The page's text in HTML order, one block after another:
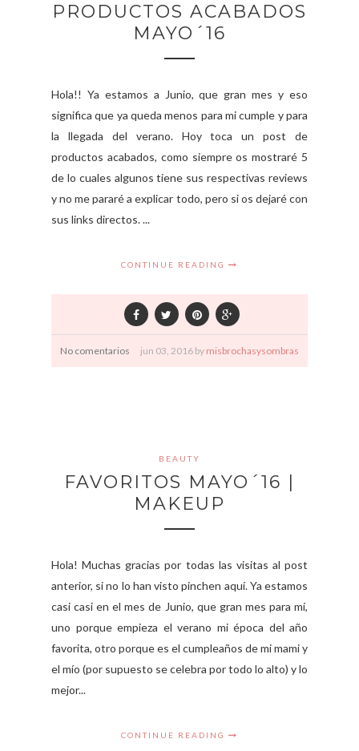
PRODUCTOS ACABADOS
MAYO´16
Hola!! Ya estamos a Junio, que gran mes y eso
significa que ya queda menos para mi cumple y para
la llegada del verano. Hoy toca un post de
productos acabados, como siempre os mostraré 5
de lo cuales algunos tiene sus respectivas reviews
y no me pararé a explicar todo, pero si os dejaré con
sus links directos. ...
CONTINUE READING
No comentarios jun 03, 2016 by misbrochasysombras
BEAUTY
FAVORITOS MAYO´16 |
MAKEUP
Hola! Muchas gracias por todas las visitas al post
anterior, si no lo han visto pinchen aquí. Ya estamos
casi casi en el mes de Junio, que gran mes para mí,
uno porque empieza el verano mi época del año
favorita, otro porque es el cumpleaños de mi mami y
el mío (por supuesto se celebra por todo lo alto) y lo
mejor...
CONTINUE READING